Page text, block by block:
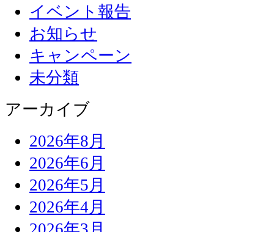
イベント報告
お知らせ
キャンペーン
未分類
アーカイブ
2026年8月
2026年6月
2026年5月
2026年4月